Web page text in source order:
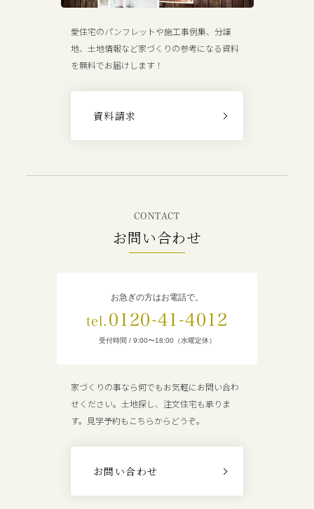
愛住宅のパンフレットや施工事例集、分譲
地、土地情報など家づくりの参考になる資料
を無料でお届けします！
資料請求
CONTACT
お問い合わせ
お急ぎの方はお電話で。
tel. 0120-41-4012
受付時間 / 9:00〜18:00（水曜定休）
家づくりの事なら何でもお気軽にお問い合わ
せください。土地探し、注文住宅も承りま
す。見学予約もこちらからどうぞ。
お問い合わせ